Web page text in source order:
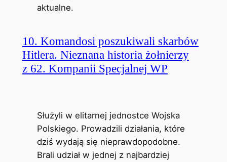
aktualne.
10. Komandosi poszukiwali skarbów
Hitlera. Nieznana historia żołnierzy
z 62. Kompanii Specjalnej WP
Służyli w elitarnej jednostce Wojska
Polskiego. Prowadzili działania, które
dziś wydają się nieprawdopodobne.
Brali udział w jednej z najbardziej